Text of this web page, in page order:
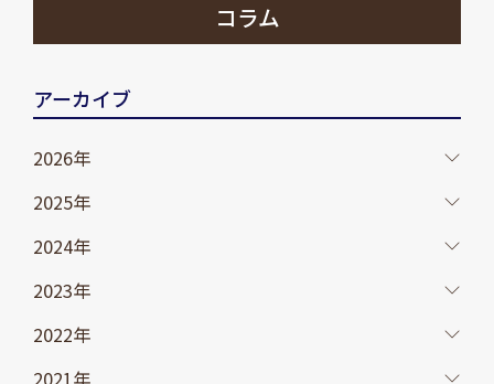
コラム
アーカイブ
2026年
2025年
2024年
2023年
2022年
2021年